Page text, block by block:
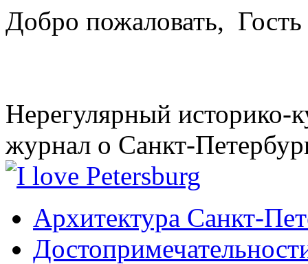
Добро пожаловать, Гость
Нерегулярный историко-
журнал о Санкт-
Архитектура Санкт-